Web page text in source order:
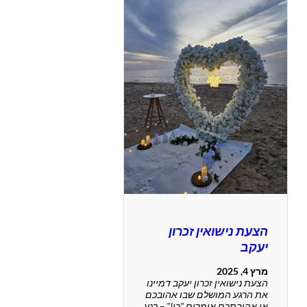
הצעת נישואין זכרון
יעקב
מרץ 4, 2025
הצעת נישואין זכרון יעקב דמיינו
את הרגע המושלם שבו אהובכם